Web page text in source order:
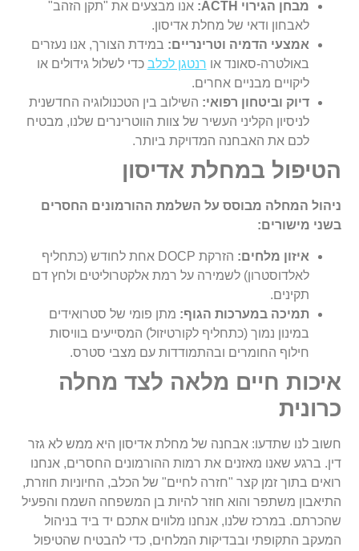
מבחן הגירוי ACTH: אנו מבצעים את "תקן הזהב"
לאבחון ודאי של מחלת אדיסון.
אמצעי הדמיה וטרינריים: במידת הצורך, אנו נעזרים
באולטרה-סאונד או רנטגן לכלב כדי לשלול גידולים או
ליקויים מבניים אחרים.
דיוק וביטחון רפואי: השילוב בין הטכנולוגיה החדשנית
לניסיון הקליני העשיר של צוות הווטרינרים שלנו, מבטיח
לכם את האבחנה המדויקת ביותר.
הטיפול במחלת אדיסון
ניהול המחלה מבוסס על השלמת ההורמונים החסרים
בשני מישורים:
איזון מלחים:
הזרקת DOCP אחת לחודש (כתחליף
לאלדוסטרון) לשמירה על רמת אלקטרוליטים ולחץ דם
תקינים.
תמיכה במערכות הגוף: מתן פומי של סטרואידים
במינון נמוך (כתחליף לקורטיזול) המסייעים בוויסות
חילוף החומרים ובהתמודדות עם מצבי סטרס.
איכות חיים מלאה לצד מחלה
כרונית
חשוב לנו שתדעו: אבחנה של מחלת אדיסון היא ממש לא גזר
דין. ברגע שאנו מאזנים את רמות ההורמונים החסרים, אנחנו
רואים בתוך זמן קצר "חזרה לחיים" של הכלב, החיוניות חוזרת,
התיאבון משתפר והוא חוזר להיות בן המשפחה השמח והפעיל
שהכרתם. במרכז שלנו, אנחנו מלווים אתכם יד ביד בניהול
המעקב התקופתי ובבדיקות המלחים, כדי להבטיח שהטיפול